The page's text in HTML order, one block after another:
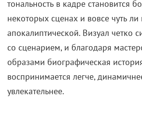
тональность в кадре становится
некоторых сценах и вовсе чуть ли
апокалиптической. Визуал четко
со сценарием, и благодаря
образами биографическая
воспринимается легче,
увлекательнее.